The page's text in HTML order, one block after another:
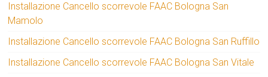
Installazione Cancello scorrevole FAAC Bologna San
Mamolo
Installazione Cancello scorrevole FAAC Bologna San Ruffillo
Installazione Cancello scorrevole FAAC Bologna San Vitale